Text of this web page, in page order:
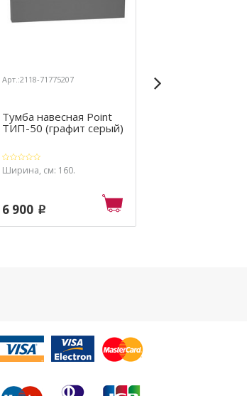
Арт.:2118-71775207
Тумба навесная Point
ТИП-50 (графит серый)
Ширина, см: 160.
6 900 p
Арт.:2118-71778731